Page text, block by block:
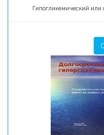
Гипогликемический или